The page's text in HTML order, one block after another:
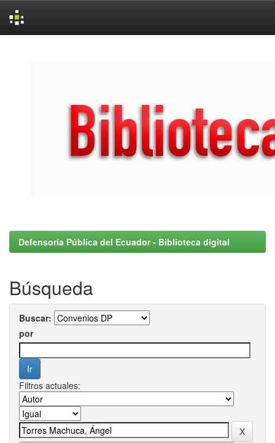
Defensoría Pública del Ecuador - Biblioteca digital
Búsqueda
Buscar:
por
Filtros actuales: